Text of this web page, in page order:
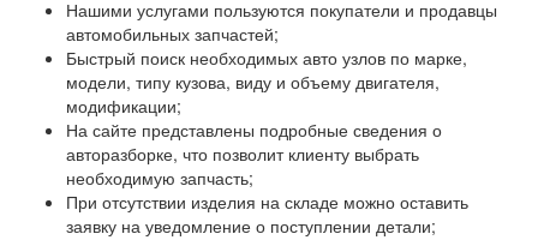
Нашими услугами пользуются покупатели и продавцы
автомобильных запчастей;
Быстрый поиск необходимых авто узлов по марке,
модели, типу кузова, виду и объему двигателя,
модификации;
На сайте представлены подробные сведения о
авторазборке, что позволит клиенту выбрать
необходимую запчасть;
При отсутствии изделия на складе можно оставить
заявку на уведомление о поступлении детали;